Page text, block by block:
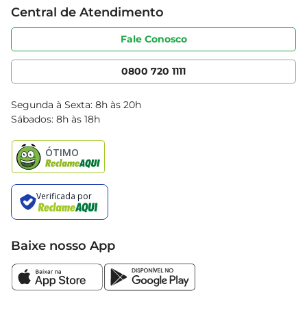
Sobre privacidade
Portal do fornecedor
Cencosud Media
Produtos Bretas
Código de ética
Serviços
Clube Bretas
Blog Bretas
Black Friday
Central de Atendimento
Fale Conosco
0800 720 1111
Segunda à Sexta: 8h às 20h
Sábados: 8h às 18h
Baixe nosso App